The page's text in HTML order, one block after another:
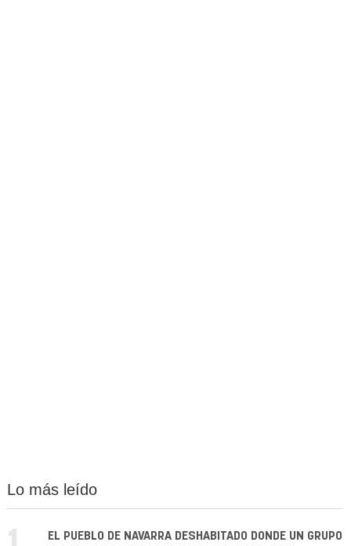
Lo más leído
EL PUEBLO DE NAVARRA DESHABITADO DONDE UN GRUPO